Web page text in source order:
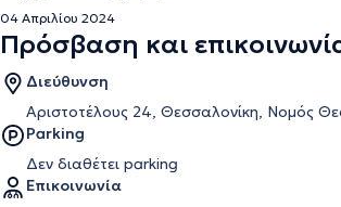
04 Απριλίου 2024
Πρόσβαση και
Διεύθυνση
Αριστοτέλους 24, Θεσσαλονίκη, Νομός
Parking
Δεν διαθέτει parking
Επικοινωνία